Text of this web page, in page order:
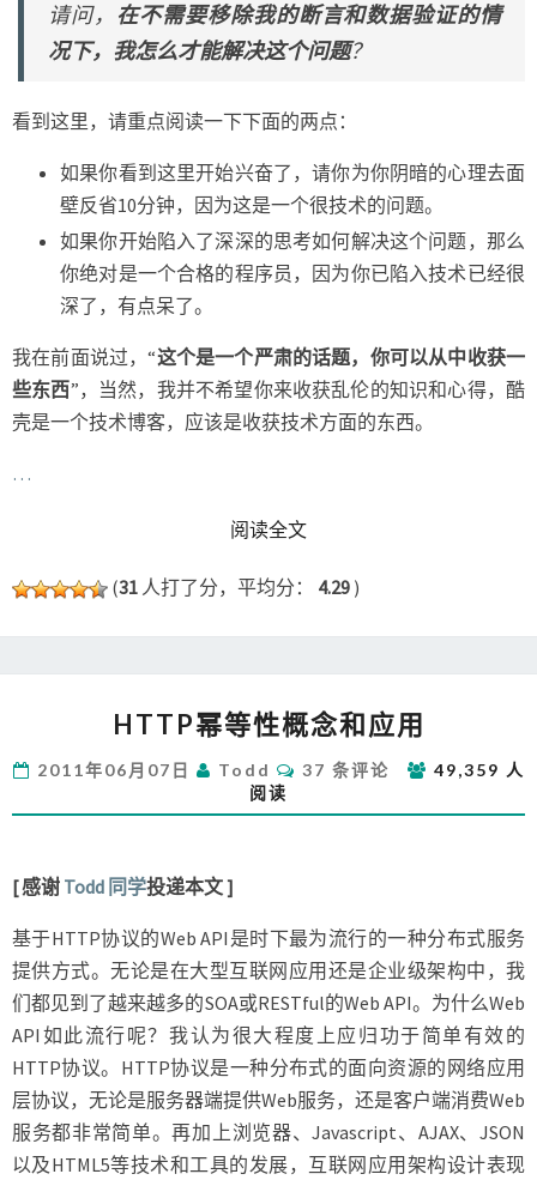
请问， 在不需要移除我的断言和数据验证的情
况下， 我怎么才能解决这个问题？
看到这里，请重点阅读一下下面的两点：
如果你看到这里开始兴奋了，请你为你阴暗的心理去面
壁反省10分钟，因为这是一个很技术的问题。
如果你开始陷入了深深的思考如何解决这个问题，那么
你绝对是一个合格的程序员，因为你已陷入技术已经很
深了，有点呆了。
我在前面说过，“这个是一个严肃的话题，你可以从中收获一
些东西”，当然，我并不希望你来收获乱伦的知识和心得，酷
壳是一个技术博客，应该是收获技术方面的东西。
…
阅读全文READ MORE
(31 人打了分，平均分： 4.29 )
幂
性
概
HTTP幂等性概念和应用
2011年06月07日 Todd
评
论
37 条评论
49,359 人
阅读
[ 感谢 Todd 同学投递本文 ]
基于HTTP协议的Web API是时下最为流行的一种分布式服务
提供方式。无论是在大型互联网应用还是企业级架构中，我
们都见到了越来越多的SOA或RESTful的Web API。为什么Web
API如此流行呢？我认为很大程度上应归功于简单有效的
HTTP协议。HTTP协议是一种分布式的面向资源的网络应用
层协议，无论是服务器端提供Web服务，还是客户端消费Web
服务都非常简单。再加上浏览器、Javascript、AJAX、JSON
以及HTML5等技术和工具的发展，互联网应用架构设计表现